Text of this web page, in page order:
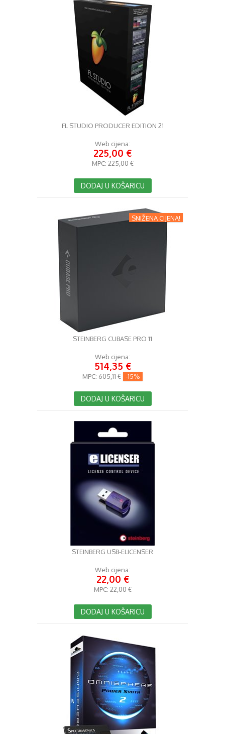
FL STUDIO PRODUCER EDITION 21
Web cijena:
225,00 €
MPC: 225,00 €
DODAJ U KOŠARICU
SNIŽENA CIJENA!
STEINBERG CUBASE PRO 11
Web cijena:
514,35 €
MPC: 605,11 € -15%
DODAJ U KOŠARICU
STEINBERG USB-ELICENSER
Web cijena:
22,00 €
MPC: 22,00 €
DODAJ U KOŠARICU